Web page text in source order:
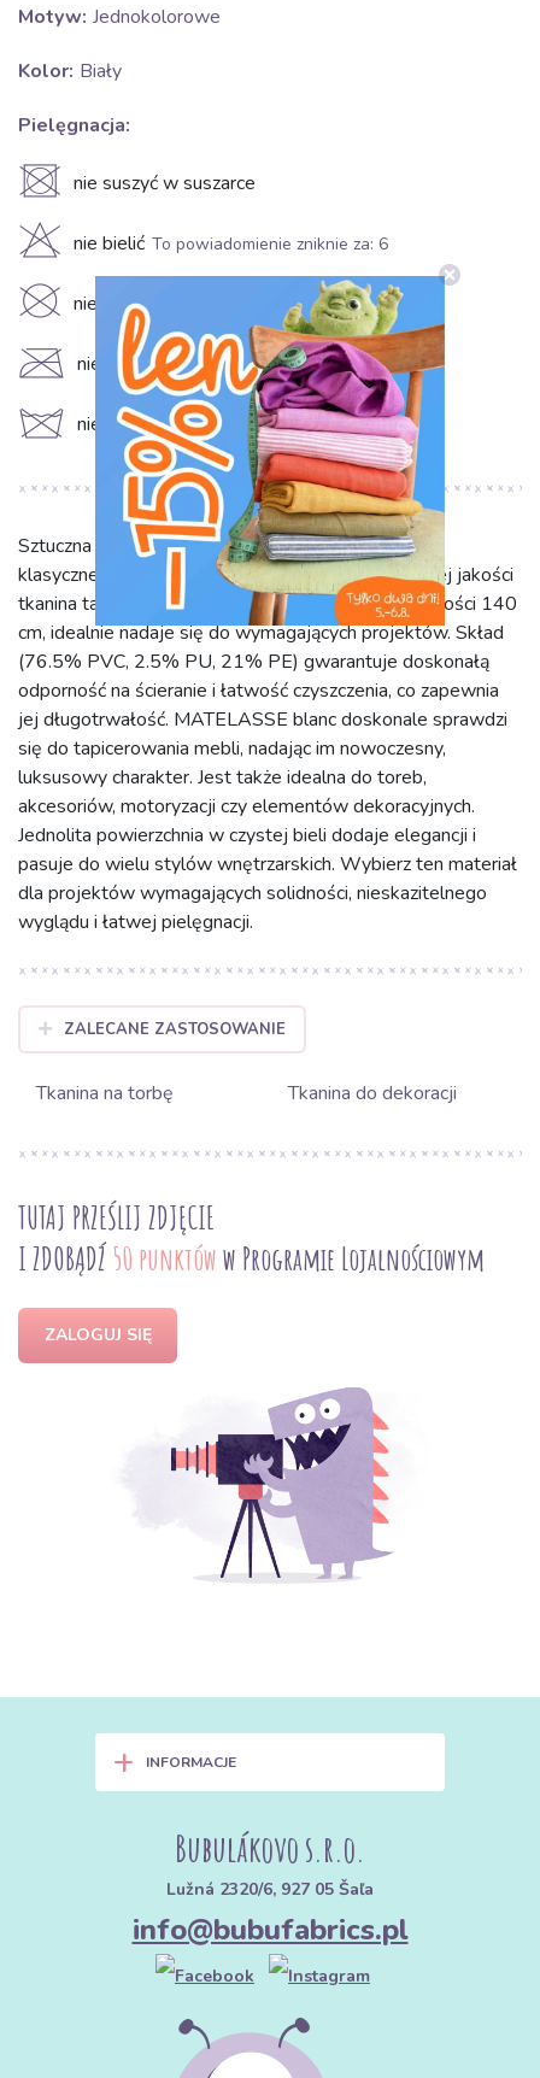
Motyw: Jednokolorowe
Kolor: Biały
Pielęgnacja:
U nie suszyć w suszarce
H nie bielić
K nie czyścić chemicznie
C nie prasować
d nie prać
Sztuczna skóra MATELASSE blanc łączy elegancję
klasycznej bieli z wyjątkową trwałością. Ta wysokiej jakości
tkanina tapicerska, o gramaturze 650 g/m2 i szerokości 140
cm, idealnie nadaje się do wymagających projektów. Skład
(76.5% PVC, 2.5% PU, 21% PE) gwarantuje doskonałą
odporność na ścieranie i łatwość czyszczenia, co zapewnia
jej długotrwałość. MATELASSE blanc doskonale sprawdzi
się do tapicerowania mebli, nadając im nowoczesny,
luksusowy charakter. Jest także idealna do toreb,
akcesoriów, motoryzacji czy elementów dekoracyjnych.
Jednolita powierzchnia w czystej bieli dodaje elegancji i
pasuje do wielu stylów wnętrzarskich. Wybierz ten materiał
dla projektów wymagających solidności, nieskazitelnego
wyglądu i łatwej pielęgnacji.
ZALECANE ZASTOSOWANIE
Tkanina na torbę Tkanina do dekoracji
TUTAJ PRZEŚLIJ ZDJĘCIE
I ZDOBĄDŹ 50 punktóww Programie Lojalnościowym
ZALOGUJ SIĘ
+ INFORMACJE
Bubulákovo s.r.o.
Lužná 2320/6, 927 05 Šaľa
info@bubufabrics.pl
To powiadomienie zniknie za: 5